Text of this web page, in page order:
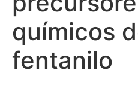
químicos
fentanilo